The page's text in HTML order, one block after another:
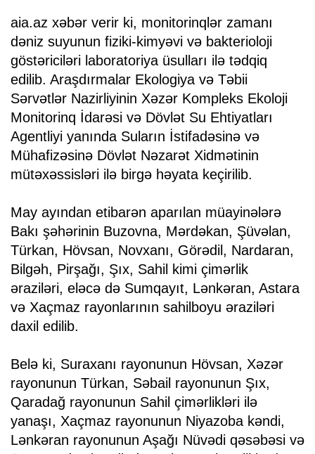
aia.az xəbər verir ki, monitorinqlər zamanı
dəniz suyunun fiziki-kimyəvi və bakterioloji
göstəriciləri laboratoriya üsulları ilə tədqiq
edilib. Araşdırmalar Ekologiya və Təbii
Sərvətlər Nazirliyinin Xəzər Kompleks Ekoloji
Monitorinq İdarəsi və Dövlət Su Ehtiyatları
Agentliyi yanında Suların İstifadəsinə və
Mühafizəsinə Dövlət Nəzarət Xidmətinin
mütəxəssisləri ilə birgə həyata keçirilib.
May ayından etibarən aparılan müayinələrə
Bakı şəhərinin Buzovna, Mərdəkan, Şüvəlan,
Türkan, Hövsan, Novxanı, Görədil, Nardaran,
Bilgəh, Pirşağı, Şıx, Sahil kimi çimərlik
əraziləri, eləcə də Sumqayıt, Lənkəran, Astara
və Xaçmaz rayonlarının sahilboyu əraziləri
daxil edilib.
Belə ki, Suraxanı rayonunun Hövsan, Xəzər
rayonunun Türkan, Səbail rayonunun Şıx,
Qaradağ rayonunun Sahil çimərlikləri ilə
yanaşı, Xaçmaz rayonunun Niyazoba kəndi,
Lənkəran rayonunun Aşağı Nüvədi qəsəbəsi və